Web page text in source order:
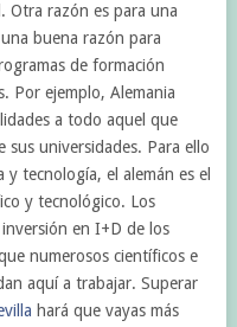
Otra razón es para una
buena razón para
de formación
Por ejemplo, Alemania
a todo aquel que
sus universidades. Para ello
tecnología, el alemán es el
y tecnológico. Los
en I+D de los
numerosos científicos e
aquí a trabajar. Superar
hará que vayas más